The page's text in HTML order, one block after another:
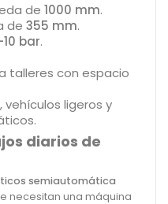
de 1000 mm.
de 355 mm.
bar.
talleres con espacio
ligeros y
diarios de
semiautomática
necesitan una máquina